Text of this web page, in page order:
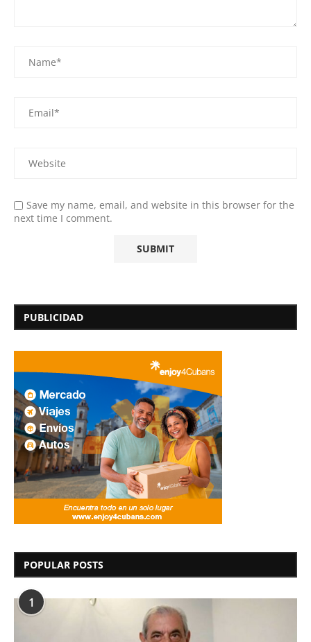
Save my name, email, and website in this browser for the
next time I comment.
PUBLICIDAD
POPULAR POSTS
1